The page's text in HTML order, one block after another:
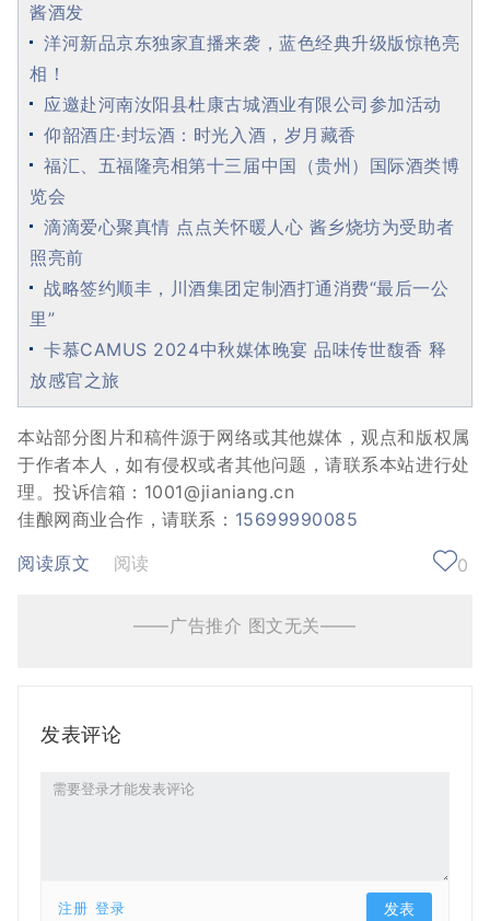
酱酒发
洋河新品京东独家直播来袭，蓝色经典升级版惊艳亮
相！
应邀赴河南汝阳县杜康古城酒业有限公司参加活动
仰韶酒庄·封坛酒：时光入酒，岁月藏香
福汇、五福隆亮相第十三届中国（贵州）国际酒类博
览会
滴滴爱心聚真情 点点关怀暖人心 酱乡烧坊为受助者
照亮前
战略签约顺丰，川酒集团定制酒打通消费“最后一公
里”
卡慕CAMUS 2024中秋媒体晚宴 品味传世馥香 释
放感官之旅
本站部分图片和稿件源于网络或其他媒体，观点和版权属
于作者本人，如有侵权或者其他问题，请联系本站进行处
理。投诉信箱：1001@jianiang.cn
佳酿网商业合作，请联系： 15699990085
阅读原文
阅读 0
——广告推介 图文无关——
发表评论
注册 登录